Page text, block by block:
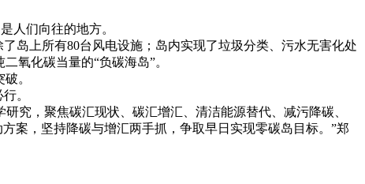
人们向往的地方。
岛上所有80台风电设施；岛内实现了垃圾分类、污水无害化处
氧化碳当量的“负碳海岛”。
。
。
究，聚焦碳汇现状、碳汇增汇、清洁能源替代、减污降碳、
案，坚持降碳与增汇两手抓，争取早日实现零碳岛目标。”郑